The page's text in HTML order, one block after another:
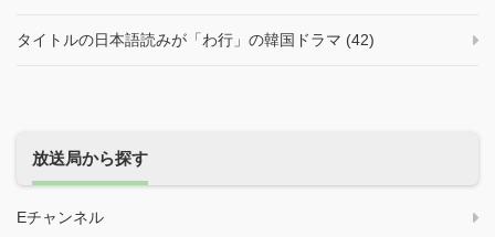
タイトルの日本語読みが「わ行」の韓国ドラマ (42)
放送局から探す
Eチャンネル